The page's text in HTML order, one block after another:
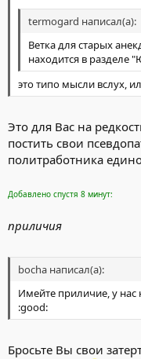
termogard написал(а):
Ветка для старых
находится в
это типо мысли вслух,
Это для Вас на
постить свои
политработника
Добавлено спустя 8 минут:
приличия
bocha написал(а):
Имейте приличие, у нас
:good:
Бросьте Вы свои